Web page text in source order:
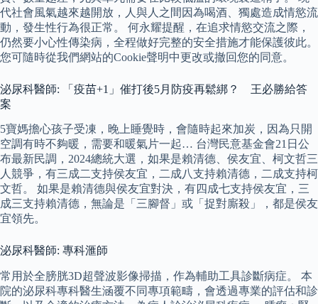
代社會風氣越來越開放，人與人之間因為喝酒、獨處造成情慾流
動，發生性行為很正常。 何永耀提醒，在追求情慾交流之際，
仍然要小心性傳染病，全程做好完整的安全措施才能保護彼此。
您可隨時從我們網站的Cookie聲明中更改或撤回您的同意。
泌尿科醫師: 「疫苗+1」催打後5月防疫再鬆綁？ 王必勝給答
案
5寶媽擔心孩子受凍，晚上睡覺時，會隨時起來加炭，因為只開
空調有時不夠暖，需要和暖氣片一起… 台灣民意基金會21日公
布最新民調，2024總統大選，如果是賴清德、侯友宜、柯文哲三
人競爭，有三成二支持侯友宜，二成八支持賴清德，二成支持柯
文哲。 如果是賴清德與侯友宜對決，有四成七支持侯友宜，三
成三支持賴清德，無論是「三腳督」或「捉對廝殺」，都是侯友
宜領先。
泌尿科醫師: 專科滙師
常用於全膀胱3D超聲波影像掃描，作為輔助工具診斷病症。 本
院的泌尿科專科醫生涵覆不同專項範疇，會透過專業的評估和診